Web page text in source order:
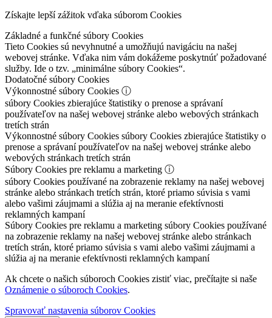
Získajte lepší zážitok vďaka súborom Cookies
Základné a funkčné súbory Cookies
Tieto Cookies sú nevyhnutné a umožňujú navigáciu na našej
webovej stránke. Vďaka nim vám dokážeme poskytnúť požadované
služby. Ide o tzv. „minimálne súbory Cookies“.
Dodatočné súbory Cookies
Výkonnostné súbory Cookies ⓘ
súbory Cookies zbierajúce štatistiky o prenose a správaní
používateľov na našej webovej stránke alebo webových stránkach
tretích strán
Výkonnostné súbory Cookies súbory Cookies zbierajúce štatistiky o
prenose a správaní používateľov na našej webovej stránke alebo
webových stránkach tretích strán
Súbory Cookies pre reklamu a marketing ⓘ
súbory Cookies používané na zobrazenie reklamy na našej webovej
stránke alebo stránkach tretích strán, ktoré priamo súvisia s vami
alebo vašimi záujmami a slúžia aj na meranie efektívnosti
reklamných kampaní
Súbory Cookies pre reklamu a marketing súbory Cookies používané
na zobrazenie reklamy na našej webovej stránke alebo stránkach
tretích strán, ktoré priamo súvisia s vami alebo vašimi záujmami a
slúžia aj na meranie efektívnosti reklamných kampaní
Ak chcete o našich súboroch Cookies zistiť viac, prečítajte si naše
Oznámenie o súboroch Cookies.
Spravovať nastavenia súborov Cookies